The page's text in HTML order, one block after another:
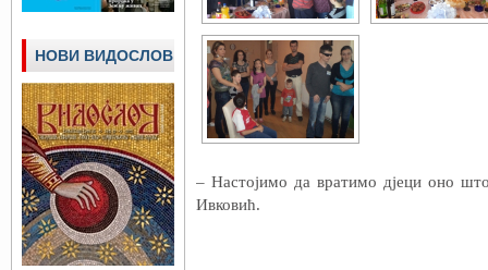
– Настојимо да вратимо дјеци оно
Ивковић.
НОВИ ВИДОСЛОВ